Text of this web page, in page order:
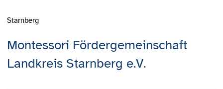
Montessori Fördergemeinschaft
Landkreis Starnberg e.V.
Starnberg